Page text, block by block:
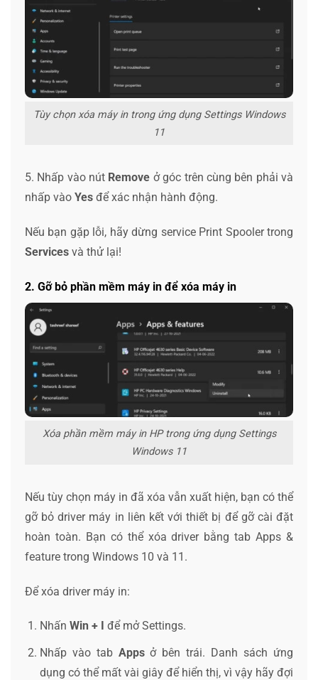
Tùy chọn xóa máy in trong ứng dụng Settings Windows
11
5. Nhấp vào nút Remove ở góc trên cùng bên phải và
nhấp vào Yes để xác nhận hành động.
Nếu bạn gặp lỗi, hãy dừng service Print Spooler trong
Services và thử lại!
2. Gỡ bỏ phần mềm máy in để xóa máy in
Xóa phần mềm máy in HP trong ứng dụng Settings
Windows 11
Nếu tùy chọn máy in đã xóa vẫn xuất hiện, bạn có thể
gỡ bỏ driver máy in liên kết với thiết bị để gỡ cài đặt
hoàn toàn. Bạn có thể xóa driver bằng tab Apps &
feature trong Windows 10 và 11.
Để xóa driver máy in:
Nhấn Win + I
để mở Settings.
Nhấp vào tab Appsở bên trái. Danh sách ứng
dụng có thể mất vài giây để hiển thị, vì vậy hãy đợi